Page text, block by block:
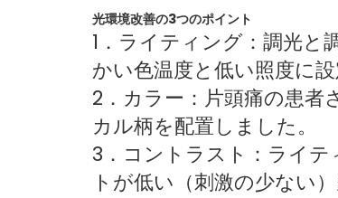
光環境改善の3つのポイント
1．ライティング：調光と
かい色温度と低い照度に設
2．カラー：片頭痛の患者
カル柄を配置しました。
3．コントラスト：ライテ
トが低い（刺激の少ない